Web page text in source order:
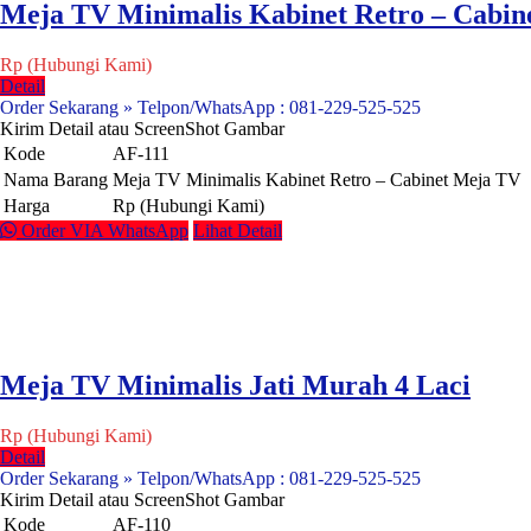
Meja TV Minimalis Kabinet Retro –
Rp (Hubungi Kami)
Detail
Order Sekarang » Telpon/WhatsApp : 081-229-525-525
Kirim Detail atau ScreenShot Gambar
Kode
AF-111
Nama Barang Meja TV Minimalis Kabinet Retro – Cabinet Meja TV
Harga
Rp (Hubungi Kami)
Order VIA WhatsApp Lihat Detail
Meja TV Minimalis Jati Murah 4 Laci
Rp (Hubungi Kami)
Detail
Order Sekarang » Telpon/WhatsApp : 081-229-525-525
Kirim Detail atau ScreenShot Gambar
Kode
AF-110